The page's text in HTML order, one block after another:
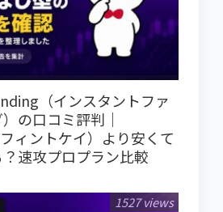
（インスタントファ
の口コミ評判｜
ィントケイ）より安くて
速攻プロプラン比較
1527 views